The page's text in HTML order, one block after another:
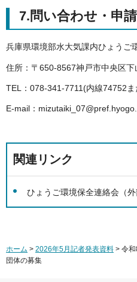
7.問い合わせ・申
兵庫県環境部水大気課内ひょうご
住所：〒650-8567神戸市中央区
TEL：078-341-7711(内線74752
E-mail：
関連リンク
ひょうご環境保全連絡会（外
ホーム > 2026年5月記者発表資料 > 令
団体の募集